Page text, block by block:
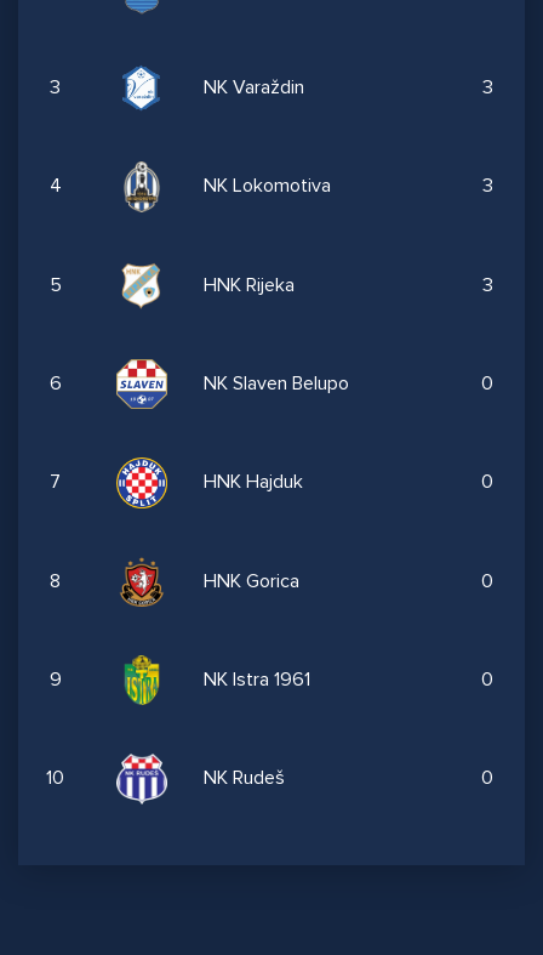
3 NK Varaždin 3
4 NK Lokomotiva 3
5 HNK Rijeka 3
6 NK Slaven Belupo 0
7 HNK Hajduk 0
8 HNK Gorica 0
9 NK Istra 1961 0
10 NK Rudeš 0